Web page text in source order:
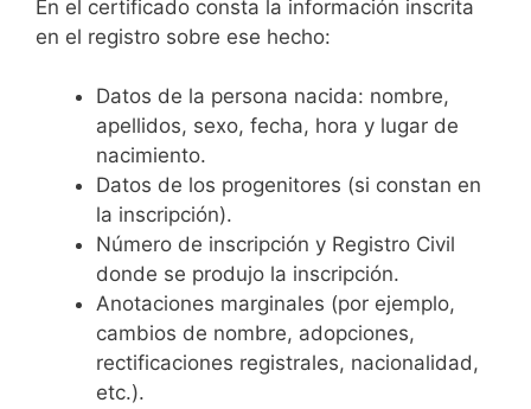
En el certificado consta la información inscrita
en el registro sobre ese hecho:
Datos de la persona nacida: nombre,
apellidos, sexo, fecha, hora y lugar de
nacimiento.
Datos de los progenitores (si constan en
la inscripción).
Número de inscripción y Registro Civil
donde se produjo la inscripción.
Anotaciones marginales (por ejemplo,
cambios de nombre, adopciones,
rectificaciones registrales, nacionalidad,
etc.).